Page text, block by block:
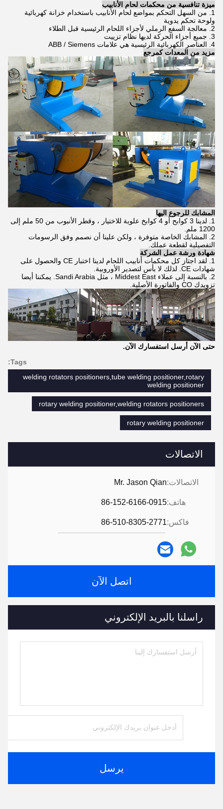
الاتصالات
الاتصالات:Mr. Jason Qian
هاتف:86-152-6166-0915
فاكس:86-510-8305-2771
اتصل الآن
راسلنا بالبريد الإلكتروني
يرسل
ميزة تنافسية من محكمات لحام الأنابيب
1. من السهل التحكم بمواضع لحام الأنابيب باستخدام خزانة كهربائية
ولوحة تحكم يدوية
2. معالجة السفع الرملي لأجزاء اللحام الرئيسية قبل الطلاء
3. جميع أجزاء الحركة لديها نظام تزييت
4. العناصر الكهربائية الرئيسية هي علامات ABB / Siemens
مزيد من المعدات كمرجع
المشابك للرجوع اليها
1. لدينا 3 كوابح أو 4 كوابخ علوية للاختيار ، وقطر الأنبوب من 50 ملم إلى
1200 ملم.
2. المشابك الخاصة متوفرة ، ولكن علينا أن نصمم وفق الرسومات
التفصيلية لقطعة عملك.
شهادة ورشة عمل الشركة
1. لقد اجتاز كل محكمات أنابيب اللحام لدينا اختبار CE والحصول على
شهادات CE. لذلك لا بأس لتصدير الأوروبية.
2. بالنسبة إلى عملاء Middest East ، مثل Sandi Arabia. يمكننا أيضا
تزويدك CO والفاتورة الأصلية.
حتى الآن أرسل استفسارك الآن.
Tags:
welding rotators positioners,tube welding positioner,rotary
welding positioner
rotary welding positioner,welding rotators positioners
rotary welding positioner